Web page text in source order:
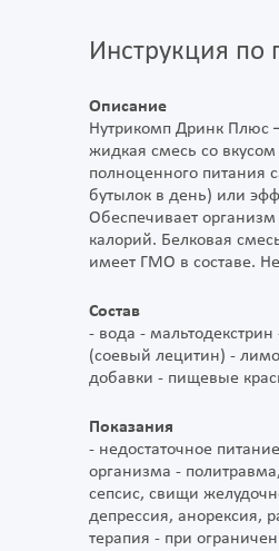
Инструкция
Описание
Нутрикомп Дринк Плюс
жидкая смесь со
полноценного питания
бутылок в день) или
Обеспечивает
калорий. Белковая
имеет ГМО в составе.
Состав
- вода -
(соевый лецитин) -
добавки - пищевые
Показания
- недостаточное
организма -
сепсис, свищи
депрессия, анорексия,
терапия - при